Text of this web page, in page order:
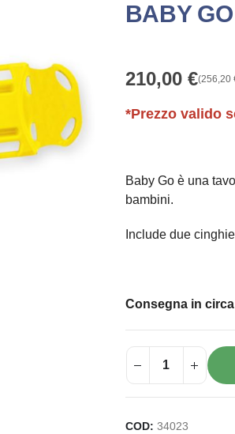
BABY GO
210,00 €(256,20
*Prezzo valido
Baby Go è una
bambini.
Include due
Consegna in
COD: 34023